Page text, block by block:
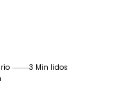
3 Min lidos